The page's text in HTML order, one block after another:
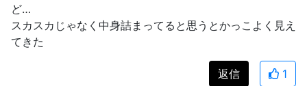
ど…
スカスカじゃなく中身詰まってると思うとかっこよく見え
てきた
返信 1